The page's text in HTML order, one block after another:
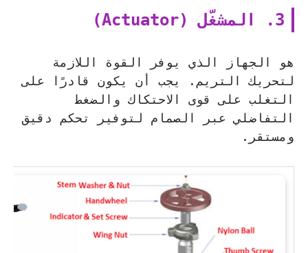
3. المشغّل (Actuator)
هو الجهاز الذي يوفر القوة اللازمة
لتحريك التريم. يجب أن يكون قادرًا على
التغلب على قوى الاحتكاك والضغط
التفاضلي عبر الصمام لتوفير تحكم دقيق
ومستقر.